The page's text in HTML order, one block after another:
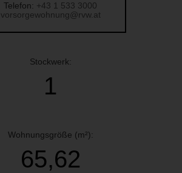
Telefon: +43 1 533 3000
vorsorgewohnung@rvw.at
Stockwerk:
1
Wohnungsgröße (m²):
65,62